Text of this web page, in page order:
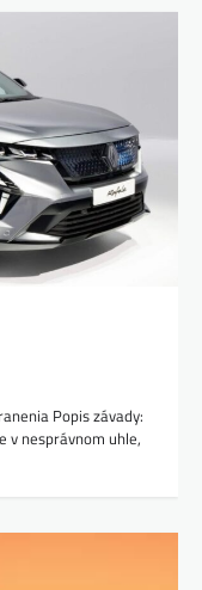
Popis závady:
v nesprávnom uhle,